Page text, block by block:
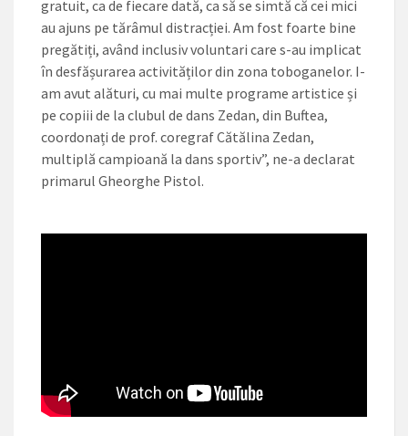
gratuit, ca de fiecare dată, ca să se simtă că cei mici
au ajuns pe tărâmul distracției. Am fost foarte bine
pregătiți, având inclusiv voluntari care s-au implicat
în desfășurarea activităților din zona toboganelor. I-
am avut alături, cu mai multe programe artistice și
pe copiii de la clubul de dans Zedan, din Buftea,
coordonați de prof. coregraf Cătălina Zedan,
multiplă campioană la dans sportiv”, ne-a declarat
primarul Gheorghe Pistol.